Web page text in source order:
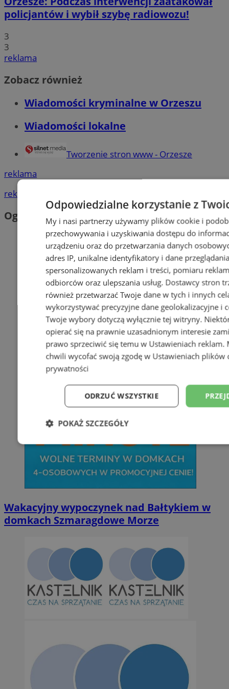
policjantów i wybił szybę radiowozu!
3
3
reklama
Zobacz również
Wiadomości kryminalne w Orzeszu
Wiadomości lokalne
Tworzenie stron www - Orzesze
reklama
reklama
Ogłoszenia
Wakacyjny wypoczynek nad Bałtykiem w
domkach Szmaragdowe Morze
Odpowiedzialne korzystanie z
My i nasi partnerzy używamy plików cookie i
przechowywania i uzyskiwania dostępu do
urządzeniu oraz do przetwarzania danych
adres IP, unikalne identyfikatory i dane
spersonalizowanych reklam i treści, pomiaru
odbiorców oraz ulepszania usług. Dostawcy stron
również przetwarzać Twoje dane w tych i innych
wykorzystywać precyzyjne dane geolokalizacyjne i
Twoje wybory dotyczą wyłącznie tej witryny.
opierać się na prawnie uzasadnionym interesie
prawo sprzeciwić się temu w Ustawieniach reklam.
chwili wycofać swoją zgodę w Ustawieniach plików
prywatności
ODRZUĆ WSZYSTKIE
POKAŻ SZCZEGÓŁY
Niezbędne Wydajność
Niesklasyfikowane
Niezbędne Wydajność Targetowanie
Niezbędne pliki cookie umożliwiają korzystanie z podstawowych
takich jak logowanie użytkownika i zarządzanie kontem. Bez
można prawidłowo korzystać ze strony internetowej.
Provider
QeSessID